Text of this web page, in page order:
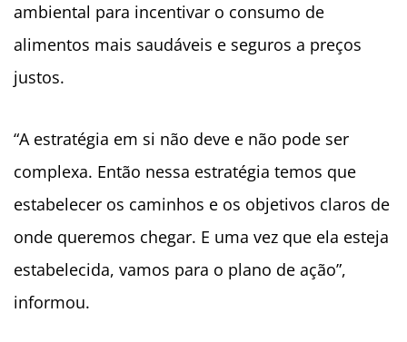
ambiental para incentivar o consumo de
alimentos mais saudáveis e seguros a preços
justos.
“A estratégia em si não deve e não pode ser
complexa. Então nessa estratégia temos que
estabelecer os caminhos e os objetivos claros de
onde queremos chegar. E uma vez que ela esteja
estabelecida, vamos para o plano de ação”,
informou.